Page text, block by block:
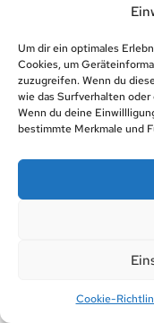
Um dir ein optimales
Cookies, um
zuzugreifen. Wenn du
wie das Surfverhalten
Wenn du deine
bestimmte Merkmale und
Cookie-
abgegebenen
Dritter verletzt
postet. Die
im eigenen
Verarbeitung
erfolgt keine
sofern eine
nicht
Verarbeitung